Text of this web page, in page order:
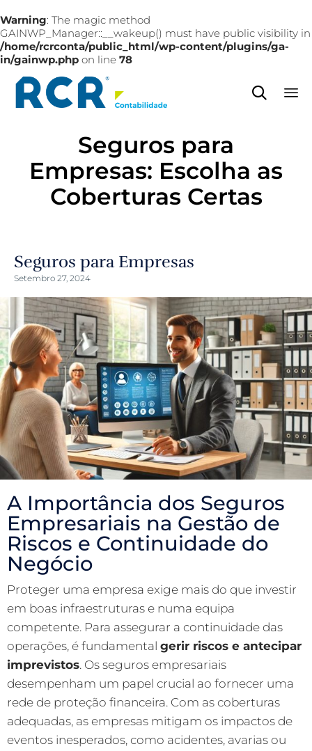
Warning: The magic method
GAINWP_Manager::__wakeup() must have public visibility in
/home/rcrconta/public_html/wp-content/plugins/ga-
in/gainwp.php on line 78

Seguros para
Empresas: Escolha as
Coberturas Certas
Seguros para Empresas
Setembro 27, 2024
A Importância dos Seguros
Empresariais na Gestão de
Riscos e Continuidade do
Negócio
Proteger uma empresa exige mais do que investir
em boas infraestruturas e numa equipa
competente. Para assegurar a continuidade das
operações, é fundamental gerir riscos e antecipar
imprevistos. Os seguros empresariais
desempenham um papel crucial ao fornecer uma
rede de proteção financeira. Com as coberturas
adequadas, as empresas mitigam os impactos de
eventos inesperados, como acidentes, avarias ou